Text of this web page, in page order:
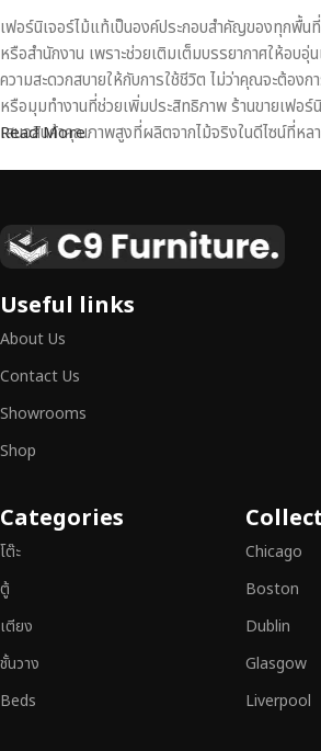
เฟอร์นิเจอร์ไม้แท้เป็นองค์ประกอบสำคัญของทุกพื้นที่
หรือสำนักงาน เพราะช่วยเติมเต็มบรรยากาศให้อบ
ความสะดวกสบายให้กับการใช้ชีวิต ไม่ว่าคุณจะต้อง
หรือมุมทำงานที่ช่วยเพิ่มประสิทธิภาพ ร้านขายเฟอร์
เสนอสินค้าคุณภาพสูงที่ผลิตจากไม้จริงในดีไซน์ที่หล
เหนือระดับ
เฟอร์นิเจอร์ไม้ไม่ใช่เพียงของตกแต่ง แต่เป็นงานศิล
สามารถผสานความสวยงาม ความแข็งแรง และการ
ต้องการได้อย่างลงตัว เฟอร์นิเจอร์ทุกชิ้นของเราผ
การตรวจสอบมาตรฐานอย่างเคร่งครัด
สิก และการใช้งานที่ยาวนาน
ประกันคุณภาพและการบริการที่ดีที่สุด
Read More
Useful links
About Us
Contact Us
Showrooms
Shop
Categories
โต๊ะ
ตู้
เตียง
ชั้นวาง
Beds
Chicago
Boston
Dublin
Glasgow
Liverpool